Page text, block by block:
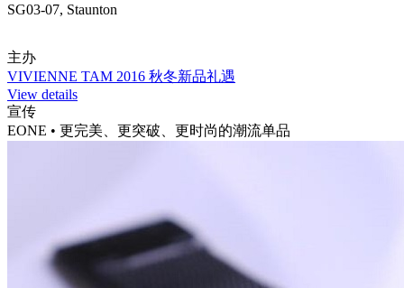
SG03-07, Staunton
主办
VIVIENNE TAM 2016 秋冬新品礼遇
View details
宣传
EONE • 更完美、更突破、更时尚的潮流单品